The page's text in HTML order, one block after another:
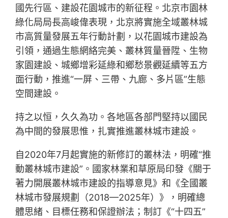
國先行區、建設花園城市的新征程。北京市園林
綠化局局長高峻偉表現，北京將實施全域叢林城
市高質量發展五年行動計劃，以花園城市建設為
引領，通過生態網絡完美、叢林質量晉陞、生物
家園建設、城鄉增彩延綠和鄉愁景觀延續等五方
面行動，推進“一屏、三帶、九廊、多片區”生態
空間建設。
持之以恒，久久為功。各地區各部門堅持以國民
為中間的發展思惟，扎實推進叢林城市建設。
自2020年7月起實施的新修訂的叢林法，明確“推
動叢林城市建設”。國家林業和草原局印發《關于
著力開展叢林城市建設的指導意見》和《全國叢
林城市發展規劃（2018—2025年）》，明確總
體思緒、目標任務和保證辦法；制訂《“十四五”